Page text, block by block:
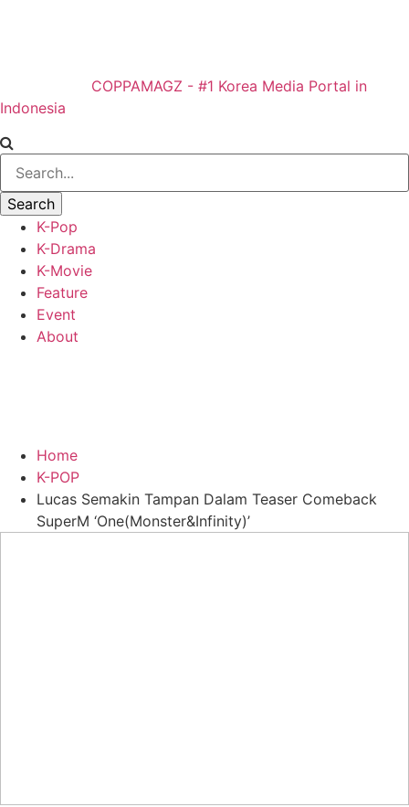
COPPAMAGZ - #1 Korea Media Portal in
Indonesia
K-Pop
K-Drama
K-Movie
Feature
Event
About
Home
K-POP
Lucas Semakin Tampan Dalam Teaser Comeback
SuperM ‘One(Monster&Infinity)’